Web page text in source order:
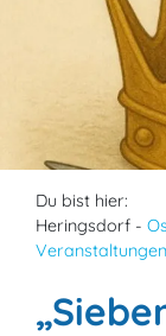
Du bist hier:
Heringsdorf -
Veranstaltungen